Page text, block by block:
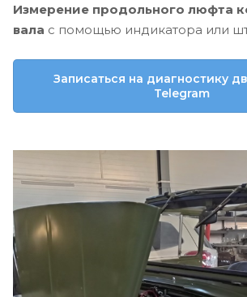
Измерение продольного люфта
вала с помощью индикатора или
Записаться на диагностику
Telegram